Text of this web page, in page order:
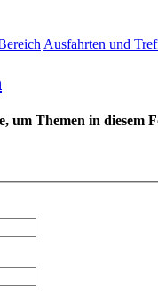
Ausfahrten und
um Themen in diesem